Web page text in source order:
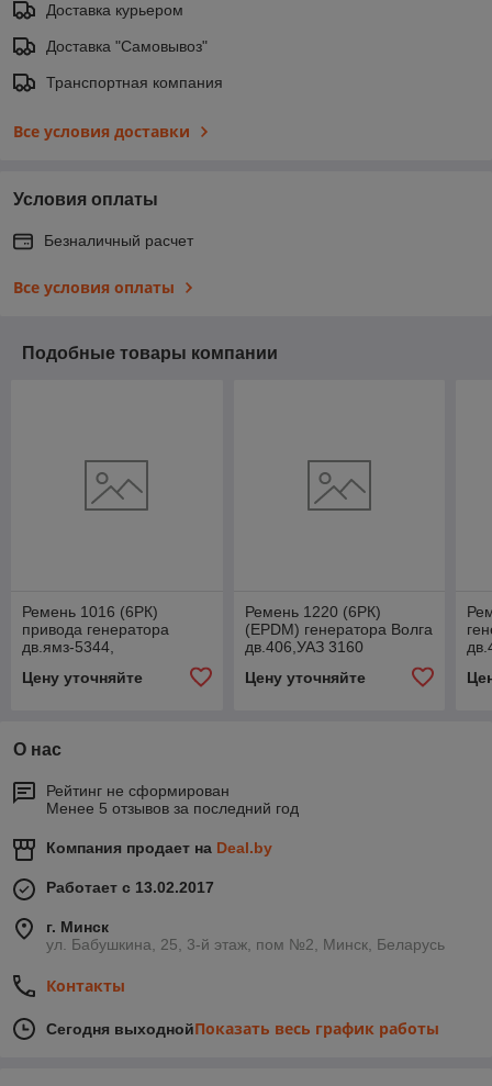
Доставка курьером
Доставка "Самовывоз"
Транспортная компания
Все условия доставки
Условия оплаты
Безналичный расчет
Все условия оплаты
Подобные товары компании
Ремень 1016 (6РК)
привода генератора
дв.ямз-5344,
Цену уточняйте
Ремень 1220 (6РК)
(EPDM) генератора Волга
дв.406,УАЗ 3160
Цену уточняйте
О нас
Рейтинг не сформирован
Менее 5 отзывов за последний год
Компания продает на Deal.by
Работает с 13.02.2017
г. Минск
ул. Бабушкина, 25, 3-й этаж, пом №2, Минск, Беларусь
Контакты
Сегодня выходнойПоказать весь график работы